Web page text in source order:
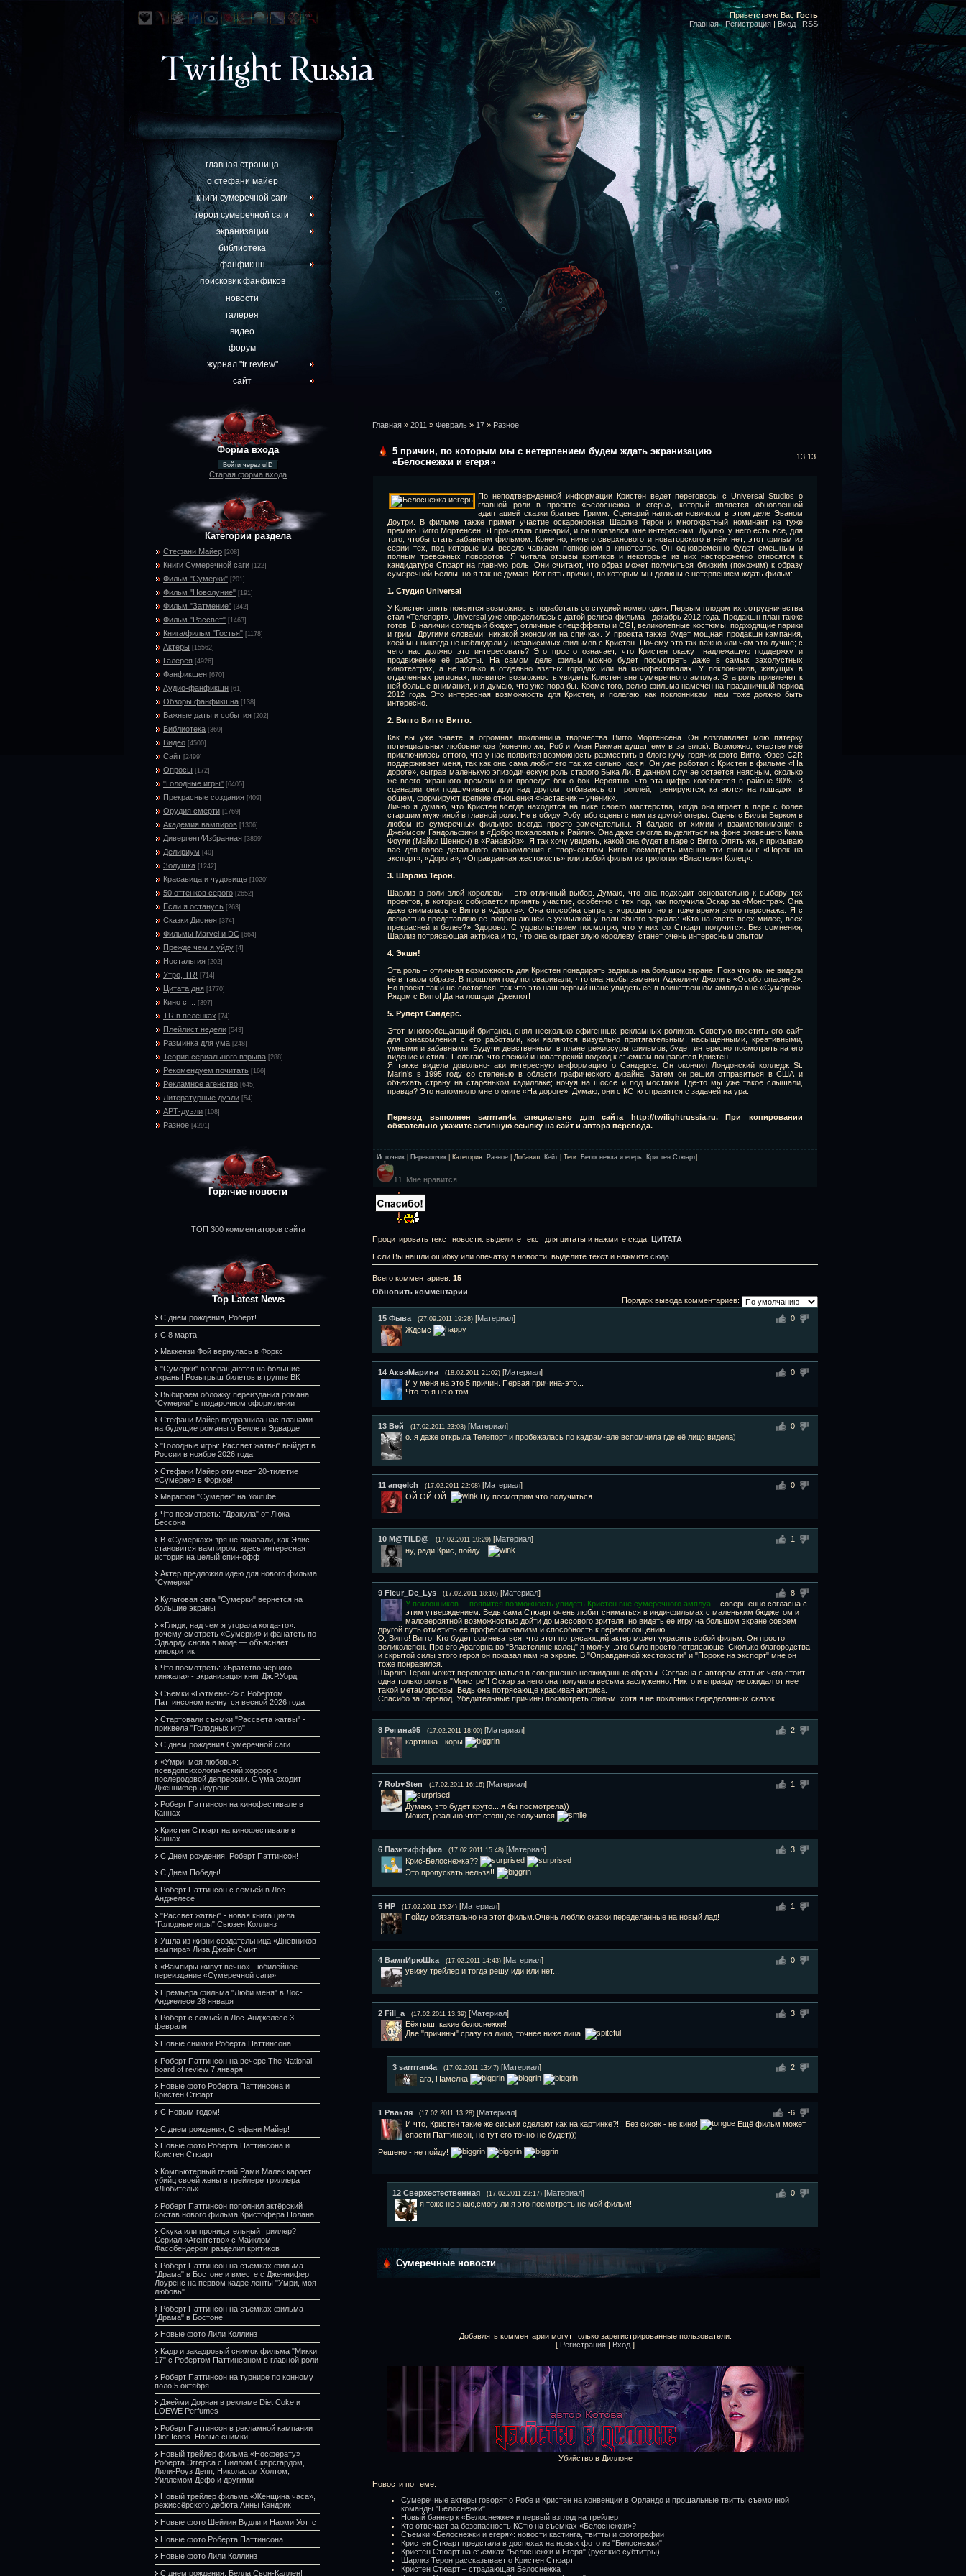
Приветствую Вас Гость
Главная| Регистрация | Вход | RSS
главная страница
о стефани майер
книги сумеречной саги
герои сумеречной саги
экранизации
библиотека
фанфикшн
поисковик фанфиков
новости
галерея
видео
форум
журнал "tr review"
сайт
Форма входа
Войти через uID
Старая форма входа
Категории раздела
Стефани Майер [208]
Книги Сумеречной саги [122]
Фильм "Сумерки" [201]
Фильм "Новолуние" [191]
Фильм "Затмение" [342]
Фильм "Рассвет" [1463]
Книга/фильм "Гостья" [1178]
Актеры [15562]
Галерея [4926]
Фанфикшен [670]
Аудио-фанфикшн [61]
Обзоры фанфикшна [138]
Важные даты и события [202]
Библиотека [369]
Видео [4500]
Сайт [2499]
Опросы [172]
"Голодные игры" [6405]
Прекрасные создания [409]
Орудия смерти [1769]
Академия вампиров [1306]
Дивергент/Избранная [3899]
Делириум [40]
Золушка [1242]
Красавица и чудовище [1020]
50 оттенков серого [2652]
Если я останусь [263]
Сказки Диснея [374]
Фильмы Marvel и DC [664]
Прежде чем я уйду [4]
Ностальгия [202]
Утро, TR! [714]
Цитата дня [1770]
Кино с ... [397]
TR в пеленках [74]
Плейлист недели [543]
Разминка для ума [248]
Теория сериального взрыва [288]
Рекомендуем почитать [166]
Рекламное агенство [645]
Литературные дуэли [54]
АРТ-дуэли [108]
Разное [4291]
Горячие новости
ТОП 300 комментаторов сайта
Top Latest News
С днем рождения, Роберт!
С 8 марта!
Маккензи Фой вернулась в Форкс
"Сумерки" возвращаются на большие
экраны! Розыгрыш билетов в группе ВК
Выбираем обложку переиздания романа
"Сумерки" в подарочном оформлении
Стефани Майер подразнила нас планами
на будущие романы о Белле и Эдварде
"Голодные игры: Рассвет жатвы" выйдет в
России в ноябре 2026 года
Стефани Майер отмечает 20-тилетие
«Сумерек» в Форксе!
Марафон "Сумерек" на Youtube
Что посмотреть: "Дракула" от Люка
Бессона
В «Сумерках» зря не показали, как Элис
становится вампиром: здесь интересная
история на целый спин-офф
Актер предложил идею для нового фильма
"Сумерки"
Культовая сага "Сумерки" вернется на
большие экраны
«Гляди, над чем я угорала когда-то»:
почему смотреть «Сумерки» и фанатеть по
Эдварду снова в моде — объясняет
кинокритик
Что посмотреть: «Братство черного
кинжала» - экранизация книг Дж.Р.Уорд
Съемки «Бэтмена-2» с Робертом
Паттинсоном начнутся весной 2026 года
Стартовали съемки "Рассвета жатвы" -
приквела "Голодных игр"
С днем рождения Сумеречной саги
«Умри, моя любовь»:
псевдопсихологический хоррор о
послеродовой депрессии. С ума сходит
Дженнифер Лоуренс
Роберт Паттинсон на кинофестивале в
Каннах
Кристен Стюарт на кинофестивале в
Каннах
С Днем рождения, Роберт Паттинсон!
С Днем Победы!
Роберт Паттинсон с семьёй в Лос-
Анджелесе
"Рассвет жатвы" - новая книга цикла
"Голодные игры" Сьюзен Коллинз
Ушла из жизни создательница «Дневников
вампира» Лиза Джейн Смит
«Вампиры живут вечно» - юбилейное
переиздание «Сумеречной саги»
Премьера фильма "Люби меня" в Лос-
Анджелесе 28 января
Роберт с семьёй в Лос-Анджелесе 3
февраля
Новые снимки Роберта Паттинсона
Роберт Паттинсон на вечере The National
board of review 7 января
Новые фото Роберта Паттинсона и
Кристен Стюарт
С Новым годом!
С днем рождения, Стефани Майер!
Новые фото Роберта Паттинсона и
Кристен Стюарт
Компьютерный гений Рами Малек карает
убийц своей жены в трейлере триллера
«Любитель»
Роберт Паттинсон пополнил актёрский
состав нового фильма Кристофера Нолана
Скука или проницательный триллер?
Сериал «Агентство» с Майклом
Фассбендером разделил критиков
Роберт Паттинсон на съёмках фильма
"Драма" в Бостоне и вместе с Дженнифер
Лоуренс на первом кадре ленты "Умри, моя
любовь"
Роберт Паттинсон на съёмках фильма
"Драма" в Бостоне
Новые фото Лили Коллинз
Кадр и закадровый снимок фильма "Микки
17" с Робертом Паттинсоном в главной роли
Роберт Паттинсон на турнире по конному
поло 5 октября
Джейми Дорнан в рекламе Diet Coke и
LOEWE Perfumes
Роберт Паттинсон в рекламной кампании
Dior Icons. Новые снимки
Новый трейлер фильма «Носферату»
Роберта Эггерса с Биллом Скарсгардом,
Лили-Роуз Депп, Николасом Холтом,
Уиллемом Дефо и другими
Новый трейлер фильма «Женщина часа»,
режиссёрского дебюта Анны Кендрик
Новые фото Шейлин Вудли и Наоми Уоттс
Новые фото Роберта Паттинсона
Новые фото Лили Коллинз
С днем рождения, Белла Свон-Каллен!
Главная » 2011 » Февраль » 17 » Разное
5 причин, по которым мы с нетерпением будем ждать экранизацию
«Белоснежки и егеря»
13:13
По неподтвержденной информации Кристен ведет переговоры с Universal Studios о
главной роли в проекте «Белоснежка и егерь», который является обновленной
адаптацией сказки братьев Гримм. Сценарий написан новичком в этом деле Эваном
Доутри. В фильме также примет участие оскароносная Шарлиз Терон и многократный номинант на туже
премию Вигго Мортенсен. Я прочитала сценарий, и он показался мне интересным. Думаю, у него есть всё, для
того, чтобы стать забавным фильмом. Конечно, ничего сверхнового и новаторского в нём нет; этот фильм из
серии тех, под которые мы весело чавкаем попкорном в кинотеатре. Он одновременно будет смешным и
полным тревожных поворотов. Я читала отзывы критиков и некоторые из них настороженно относятся к
кандидатуре Стюарт на главную роль. Они считают, что образ может получиться близким (похожим) к образу
сумеречной Беллы, но я так не думаю. Вот пять причин, по которым мы должны с нетерпением ждать фильм:
1. Студия Universal
У Кристен опять появится возможность поработать со студией номер один. Первым плодом их сотрудничества
стал «Телепорт». Universal уже определилась с датой релиза фильма - декабрь 2012 года. Продакшн план также
готов. В наличии солидный бюджет, отличные спецэффекты и CGI, великолепные костюмы, подходящие парики
и грим. Другими словами: никакой экономии на спичках. У проекта также будет мощная продакшн кампания,
коей мы никогда не наблюдали у независимых фильмов с Кристен. Почему это так важно или чем это лучше; с
чего нас должно это интересовать? Это просто означает, что Кристен окажут надлежащую поддержку и
продвижение её работы. На самом деле фильм можно будет посмотреть даже в самых захолустных
кинотеатрах, а не только в отдельно взятых городах или на кинофестивалях. У поклонников, живущих в
отдаленных регионах, появится возможность увидеть Кристен вне сумеречного амплуа. Эта роль привлечет к
ней больше внимания, и я думаю, что уже пора бы. Кроме того, релиз фильма намечен на праздничный период
2012 года. Это интересная возможность для Кристен, и полагаю, как поклонникам, нам тоже должно быть
интересно.
2. Вигго Вигго Вигго.
Как вы уже знаете, я огромная поклонница творчества Вигго Мортенсена. Он возглавляет мою пятерку
потенциальных любовничков (конечно же, Роб и Алан Рикман душат ему в затылок). Возможно, счастье моё
приключилось оттого, что у нас появится возможность разместить в блоге кучу горячих фото Вигго. Юзер C2R
поддерживает меня, так как она сама любит его так же сильно, как я! Он уже работал с Кристен в фильме «На
дороге», сыграв маленькую эпизодическую роль старого Быка Ли. В данном случае остается неясным, сколько
же всего экранного времени они проведут бок о бок. Вероятно, что эта цифра колеблется в районе 90%. В
сценарии они подшучивают друг над другом, отбиваясь от троллей, тренируются, катаются на лошадях, в
общем, формируют крепкие отношения «наставник – ученик».
Лично я думаю, что Кристен всегда находится на пике своего мастерства, когда она играет в паре с более
старшим мужчиной в главной роли. Не в обиду Робу, ибо сцены с ним из другой оперы. Сцены с Билли Берком в
любом из сумеречных фильмов всегда просто замечательны. Я балдею от химии и взаимопонимания с
Джеймсом Гандольфини в «Добро пожаловать к Райли». Она даже смогла выделиться на фоне зловещего Кима
Фоули (Майкл Шеннон) в «Ранавэйз». Я так хочу увидеть, какой она будет в паре с Вигго. Опять же, я призываю
вас для более детального ознакомления с творчеством Вигго посмотреть именно эти фильмы: «Порок на
экспорт», «Дорога», «Оправданная жестокость» или любой фильм из трилогии «Властелин Колец».
3. Шарлиз Терон.
Шарлиз в роли злой королевы – это отличный выбор. Думаю, что она подходит основательно к выбору тех
проектов, в которых собирается принять участие, особенно с тех пор, как получила Оскар за «Монстра». Она
даже снималась с Вигго в «Дороге». Она способна сыграть хорошего, но в тоже время злого персонажа. Я с
легкостью представляю её вопрошающей с ухмылкой у волшебного зеркала: «Кто на свете всех милее, всех
прекрасней и белее?» Здорово. С удовольствием посмотрю, что у них со Стюарт получится. Без сомнения,
Шарлиз потрясающая актриса и то, что она сыграет злую королеву, станет очень интересным опытом.
4. Экшн!
Эта роль – отличная возможность для Кристен понадирать задницы на большом экране. Пока что мы не видели
её в таком образе. В прошлом году поговаривали, что она якобы заменит Аджелину Джоли в «Особо опасен 2».
Но проект так и не состоялся, так что это наш первый шанс увидеть её в воинственном амплуа вне «Сумерек».
Рядом с Вигго! Да на лошади! Джекпот!
5. Руперт Сандерс.
Этот многообещающий британец снял несколько офигенных рекламных роликов. Советую посетить его сайт
для ознакомления с его работами, кои являются визуально притягательным, насыщенными, креативными,
умными и забавными. Будучи девственным, в плане режиссуры фильмов, будет интересно посмотреть на его
видение и стиль. Полагаю, что свежий и новаторский подход к съёмкам понравится Кристен.
Я также видела довольно-таки интересную информацию о Сандерсе. Он окончил Лондонский колледж St.
Marin’s в 1995 году со степенью в области графического дизайна. Затем он решил отправиться в США и
объехать страну на стареньком кадиллаке; ночуя на шоссе и под мостами. Где-то мы уже такое слышали,
правда? Это напомнило мне о книге «На дороге». Думаю, они с КСтю справятся с задачей на ура.
Перевод выполнен sarrrran4a специально для сайта http://twilightrussia.ru. При копировании
обязательно укажите активную ссылку на сайт и автора перевода.
Источник Переводчик Категория: Разное Добавил: Кейт Теги: Белоснежка и егерь Кристен Стюарт
11 Мне нравится
Процитировать текст новости: выделите текст для цитаты и нажмите сюда: ЦИТАТА
Если Вы нашли ошибку или опечатку в новости, выделите текст и нажмите сюда
Всего комментариев: 15
Обновить комментарии
Порядок вывода комментариев:
0
15 Фыва (27.09.2011 19:28) [Материал]
Ждемс
0
14 АкваМарина (18.02.2011 21:02) [Материал]
И у меня на это 5 причин. Первая причина-это...
Что-то я не о том...
0
13 Вей (17.02.2011 23:03) [Материал]
о..я даже открыла Телепорт и пробежалась по кадрам-еле вспомнила где её лицо видела)
0
11 angelch (17.02.2011 22:08) [Материал]
ОЙ ОЙ ОЙ.
Ну посмотрим что получиться.
1
10 M@TILD@ (17.02.2011 19:29) [Материал]
ну, ради Крис, пойду...
8
9 Fleur_De_Lys (17.02.2011 18:10) [Материал]
У поклонников.... появится возможность увидеть Кристен вне сумеречного амплуа. - совершенно согласна с
этим утверждением. Ведь сама Стюарт очень любит сниматься в инди-фильмах с маленьким бюджетом и
маловероятной возможностью дойти до массового зрителя, но видеть ее игру на большом экране совсем
другой путь отметить ее профессионализм и способность к перевоплощению.
О, Вигго! Вигго! Кто будет сомневаться, что этот потрясающий актер может украсить собой фильм. Он просто
великолепен. Про его Арагорна во "Властелине колец" я молчу...это было просто потрясающе! Сколько благородства
и скрытой силы этого героя он показал нам на экране. В "Оправданной жестокости" и "Пороке на экспорт" мне он
тоже понравился.
Шарлиз Терон может перевоплощаться в совершенно неожиданные образы. Согласна с автором статьи: чего стоит
одна только роль в "Монстре"! Оскар за него она получила весьма заслуженно. Никто и вправду не ожидал от нее
такой метаморфозы. Ведь она потрясающе красивая актриса.
Спасибо за перевод. Убедительные причины посмотреть фильм, хотя я не поклонник переделанных сказок.
2
8 Регина95 (17.02.2011 18:00) [Материал]
картинка - коры
1
7 Rob♥Sten (17.02.2011 16:16) [Материал]
Думаю, это будет круто... я бы посмотрела))
Может, реально чтот стоящее получится
3
6 Пазитифффка (17.02.2011 15:48) [Материал]
Крис-Белоснежка??
Это пропускать нельзя!!
1
5 НР (17.02.2011 15:24) [Материал]
Пойду обязательно на этот фильм.Очень люблю сказки переделанные на новый лад!
0
4 ВампИpюШка (17.02.2011 14:43) [Материал]
увижу трейлер и тогда решу иди или нет...
3
2 Fill_a (17.02.2011 13:39) [Материал]
Ёёхтыш, какие белоснежки!
Две "причины" сразу на лицо, точнее ниже лица.
2
3 sarrrran4a (17.02.2011 13:47) [Материал]
ага, Памелка
-6
1 Рвакля (17.02.2011 13:28) [Материал]
И что, Кристен такие же сиськи сделают как на картинке?!!! Без сисек - не кино!
Ещё фильм может
спасти Паттинсон, но тут его точно не будет)))
Решено - не пойду!
0
12 Сверхестественная (17.02.2011 22:17) [Материал]
я тоже не знаю,смогу ли я это посмотреть,не мой фильм!
Сумеречные новости
Добавлять комментарии могут только зарегистрированные пользователи.
[ Регистрация | Вход ]
Убийство в Диллоне
Новости по теме:
Сумеречные актеры говорят о Робе и Кристен на конвенции в Орландо и прощальные твитты съемочной
команды "Белоснежки"
Новый баннер к «Белоснежке» и первый взгляд на трейлер
Кто отвечает за безопасность КСтю на съемках «Белоснежки»?
Съемки «Белоснежки и егеря»: новости кастинга, твитты и фотографии
Кристен Стюарт предстала в доспехах на новых фото из "Белоснежки"
Кристен Стюарт на съемках "Белоснежки и Егеря" (русские субтитры)
Шарлиз Терон рассказывает о Кристен Стюарт
Кристен Стюарт – страдающая Белоснежка